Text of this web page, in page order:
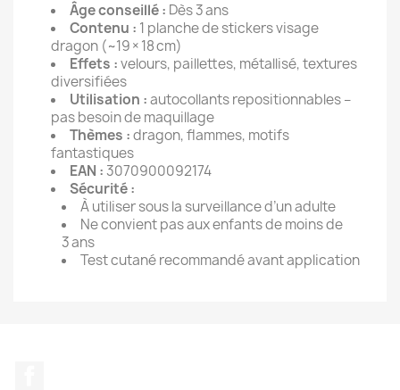
Âge conseillé : Dès 3 ans
Contenu : 1 planche de stickers visage
dragon (~19 × 18 cm)
Effets :velours, paillettes, métallisé, textures
diversifiées
Utilisation :autocollants repositionnables –
pas besoin de maquillage
Thèmes :dragon, flammes, motifs
fantastiques
EAN :3070900092174
Sécurité :
À utiliser sous la surveillance d’un adulte
Ne convient pas aux enfants de moins de
3 ans
Test cutané recommandé avant application